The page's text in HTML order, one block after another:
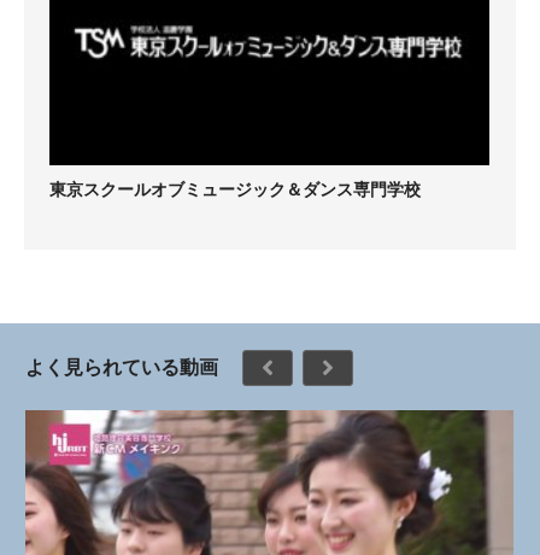
東京スクールオブミュージック＆ダンス専門学校
よく見られている動画